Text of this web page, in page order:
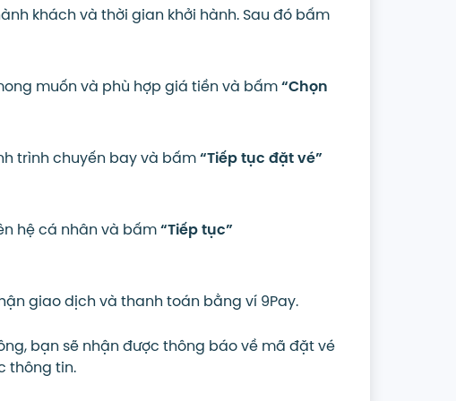
khách và thời gian khởi hành. Sau đó bấm
muốn và phù hợp giá tiền và bấm“Chọn
trình chuyến bay và bấm“Tiếp tục đặt vé”
hệ cá nhân và bấm“Tiếp tục”
giao dịch và thanh toán bằng ví 9Pay.
bạn sẽ nhận được thông báo về mã đặt vé
thông tin.